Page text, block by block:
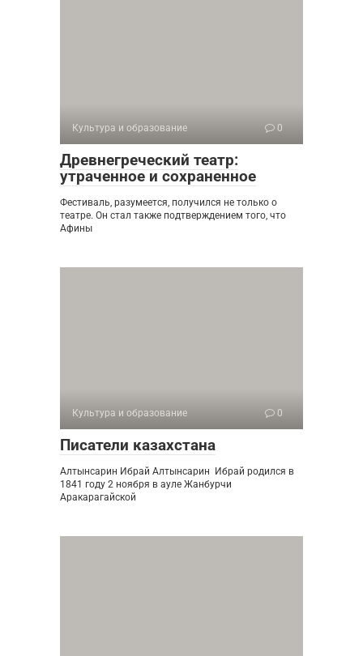
Культура и образование 0
Древнегреческий театр:
утраченное и сохраненное
Фестиваль, разумеется, получился не только о
театре. Он стал также подтверждением того, что
Афины
Культура и образование 0
Писатели казахстана
Алтынсарин Ибрай Алтынсарин Ибрай родился в
1841 году 2 ноября в ауле Жанбурчи
Аракарагайской